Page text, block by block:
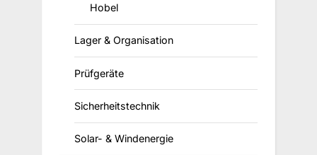
Hobel
Lager & Organisation
Prüfgeräte
Sicherheitstechnik
Solar- & Windenergie